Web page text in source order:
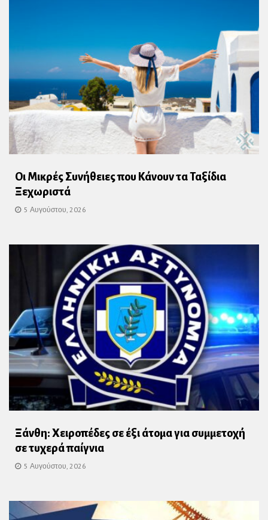
Οι Μικρές Συνήθειες που Κάνουν τα Ταξίδια
Ξεχωριστά
5 Αυγούστου, 2026
Ξάνθη: Χειροπέδες σε έξι άτομα για συμμετοχή
σε τυχερά παίγνια
5 Αυγούστου, 2026